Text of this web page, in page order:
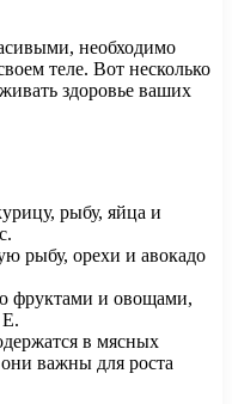
необходимо
теле. Вот несколько
здоровье ваших
рыбу, яйца и
рыбу, орехи и авокадо
фруктами и овощами,
в мясных
важны для роста